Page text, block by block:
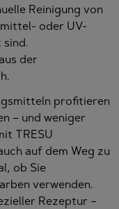
Reinigung von
oder UV-
der
profitieren
– und weniger
TRESU
auf dem Weg zu
ob Sie
verwenden.
Rezeptur –